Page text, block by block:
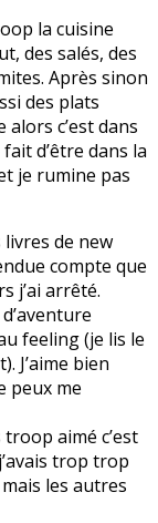
la cuisine
des salés, des
Après sinon
des plats
c’est dans
d’être dans la
je rumine pas
livres de new
compte que
j’ai arrêté.
feeling (je lis le
J’aime bien
peux me
troop aimé c’est
trop trop
mais les autres